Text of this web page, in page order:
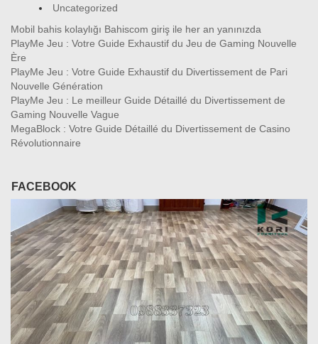
Uncategorized
Mobil bahis kolaylığı Bahiscom giriş ile her an yanınızda
PlayMe Jeu : Votre Guide Exhaustif du Jeu de Gaming Nouvelle
Ère
PlayMe Jeu : Votre Guide Exhaustif du Divertissement de Pari
Nouvelle Génération
PlayMe Jeu : Le meilleur Guide Détaillé du Divertissement de
Gaming Nouvelle Vague
MegaBlock : Votre Guide Détaillé du Divertissement de Casino
Révolutionnaire
FACEBOOK